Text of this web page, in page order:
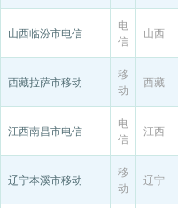
山西临汾市电信
电
信
山西
西藏拉萨市移动
移
动
西藏
江西南昌市电信
电
信
江西
辽宁本溪市移动
移
动
辽宁